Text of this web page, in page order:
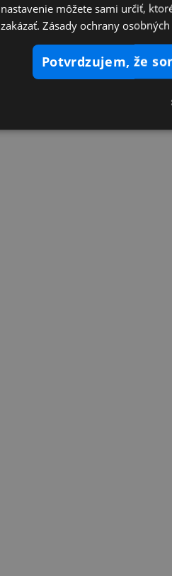
nastavenie môžete sami určiť,
zakázať. Zásady ochrany
potvrdzujem, že